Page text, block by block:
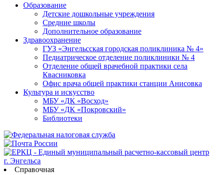
Образование
Детские дошкольные учреждения
Средние школы
Дополнительное образование
Здравоохранение
ГУЗ «Энгельсская городская поликлиника № 4»
Педиатрическое отделение поликлиники № 4
Отделение общей врачебной практики села
Квасниковка
Офис врача общей практики станции Анисовка
Культура и искусство
МБУ «ДК «Восход»
МБУ «ДК «Покровский»
Библиотеки
Справочная